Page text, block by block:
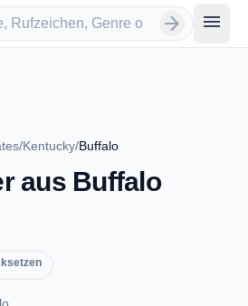
arrow_forward menu
/Kentucky/Buffalo
aus Buffalo